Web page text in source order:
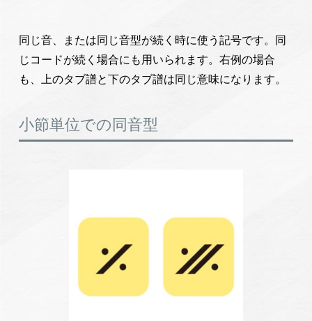
同じ音、または同じ音型が続く時に使う記号です。同
じコードが続く場合にも用いられます。右例の場合
も、上のタブ譜と下のタブ譜は同じ意味になります。
小節単位での同音型